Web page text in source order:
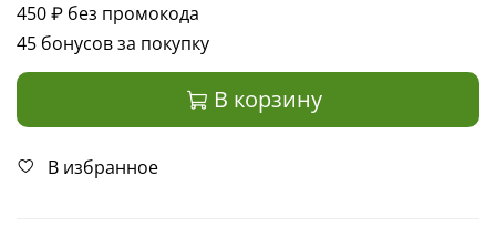
450 ₽ без промокода
45 бонусов за покупку
В корзину
В избранное